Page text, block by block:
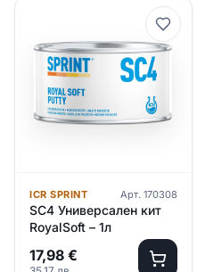
ICR SPRINT Арт. 170308
SC4 Универсален кит
RoyalSoft – 1л
17,98 €